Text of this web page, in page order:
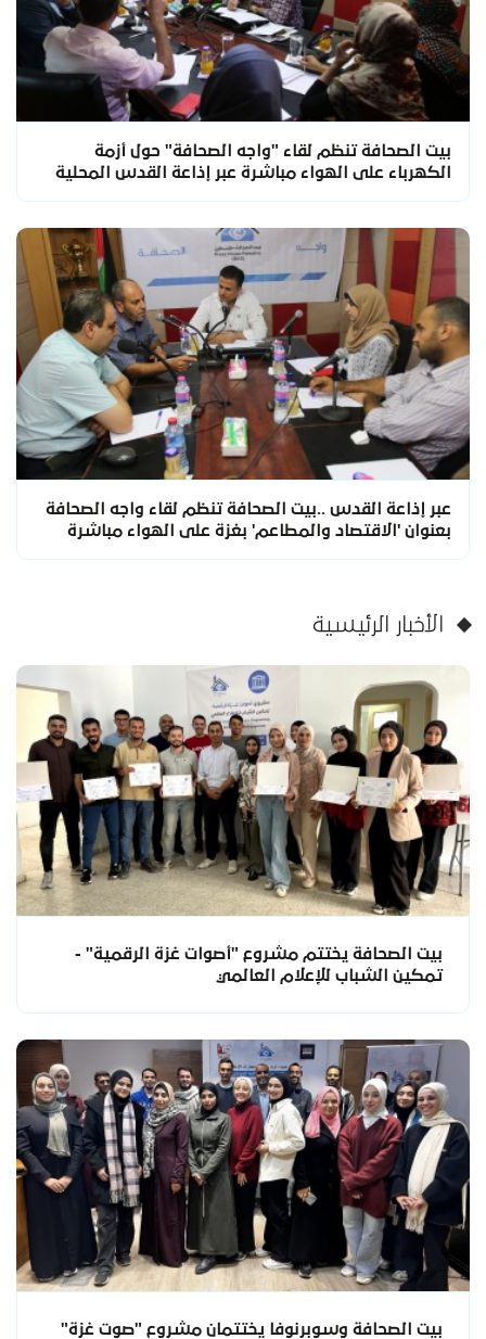
بيت الصحافة تنظم لقاء "واجه الصحافة" حول أزمة
الكهرباء على الهواء مباشرة عبر إذاعة القدس المحلية
عبر إذاعة القدس ..بيت الصحافة تنظم لقاء واجه الصحافة
بعنوان 'الاقتصاد والمطاعم' بغزة على الهواء مباشرة
الأخبار الرئيسية
بيت الصحافة يختتم مشروع "أصوات غزة الرقمية" -
تمكين الشباب للإعلام العالمي
بيت الصحافة وسوبرنوفا يختتمان مشروع "صوت غزة"